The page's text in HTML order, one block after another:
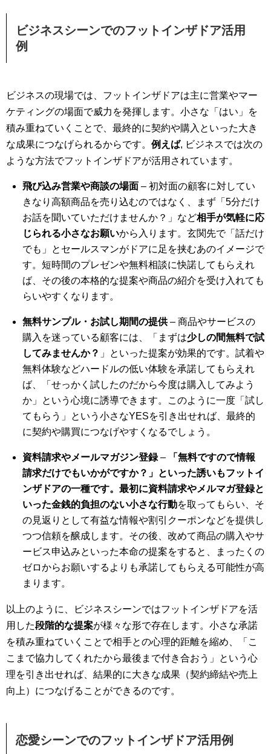
ビジネスシーンでのフットインザドア活用
例
ビジネスの現場では、フットインザドアは主に営業やマー
ケティングの場面で威力を発揮します。小さな「はい」を
積み重ねていくことで、最終的に契約や購入といった大き
な成果につなげられるからです。 例えば, ビジネスでは次の
ような方法でフットインザドアが活用されています。
飛び込み営業や商談の場面 – 初対面の顧客に対してい
きなり高額商品を売り込むのではなく、まず「5分だけ
お話を聞いていただけませんか？」など相手が気軽に応
じられる小さなお願いから入ります。玄関先で「話だけ
でも」とセールスマンがドアに足を挟むあのイメージで
す。短時間のプレゼンや無料相談に快諾してもらえれ
ば、その後の本格的な提案や商品の紹介を受け入れても
らいやすくなります。
無料サンプル・お試し期間の提供– 商品やサービスの
購入を迷っている顧客には、「まずは少しの間無料で試
してみませんか？ 」といった提案が効果的です。試着や
無料体験などハードルの低い体験を承諾してもらえれ
ば、「せっかく試したのだから今度は購入してみよう
か」という心境に誘導できます。このように一度「試し
てもらう」という小さなYESを引き出せれば、最終的
に契約や購買につなげやすくなるでしょう。
資料請求やメールマガジン登録–
「無料ですので情報
請求だけでもいかがですか？」といった誘いもフットイ
ンザドアの一種です。最初に資料請求やメルマガ登録と
いった金銭的負担のない小さな行動を取ってもらい、そ
の見返りとして有益な情報や割引クーポンなどを提供し
つつ信頼を醸成します。その後、改めて商品の購入やサ
ービス申込みといった本命の提案をすると、まったくの
ゼロからお願いするよりも承諾してもらえる可能性が高
まります。
以上のように、ビジネスシーンではフットインザドアを活
用した段階的な提案が様々な形で存在します。小さな承諾
を積み重ねていくことで相手との心理的距離を縮め、「こ
こまで協力してくれたから最後まで付き合おう」という心
理を引き出せれば、結果的に大きな成果（契約締結や売上
向上）につなげることができるのです。
恋愛シーンでのフットインザドア活用例